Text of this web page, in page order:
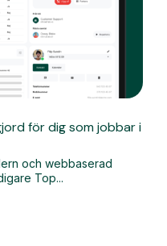
för dig som jobbar i
och webbaserad
Top...